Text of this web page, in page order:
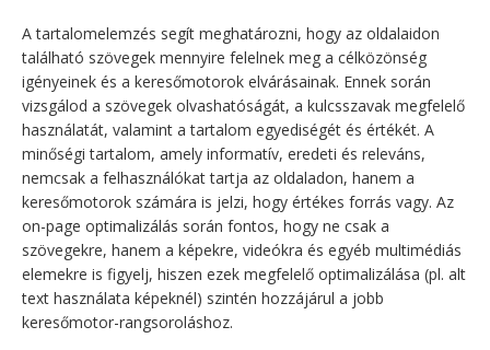
A tartalomelemzés segít meghatározni, hogy az oldalaidon
található szövegek mennyire felelnek meg a célközönség
igényeinek és a keresőmotorok elvárásainak. Ennek során
vizsgálod a szövegek olvashatóságát, a kulcsszavak megfelelő
használatát, valamint a tartalom egyediségét és értékét. A
minőségi tartalom, amely informatív, eredeti és releváns,
nemcsak a felhasználókat tartja az oldaladon, hanem a
keresőmotorok számára is jelzi, hogy értékes forrás vagy. Az
on-page optimalizálás során fontos, hogy ne csak a
szövegekre, hanem a képekre, videókra és egyéb multimédiás
elemekre is figyelj, hiszen ezek megfelelő optimalizálása (pl. alt
text használata képeknél) szintén hozzájárul a jobb
keresőmotor-rangsoroláshoz.